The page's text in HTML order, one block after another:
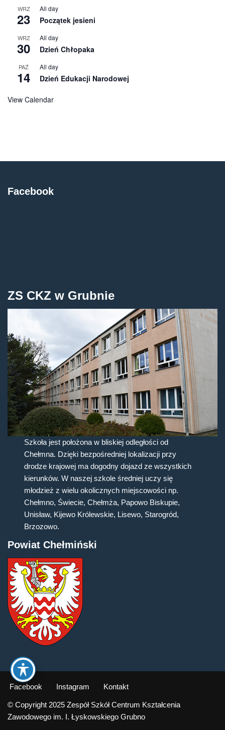
WRZ
23
All day
Początek jesieni
WRZ
30
All day
Dzień Chłopaka
PAŹ
14
All day
Dzień Edukacji Narodowej
View Calendar
Facebook
ZS CKZ w Grubnie
Szkoła jest położona w bliskiej odległości od
Chełmna. Dzięki bezpośredniej lokalizacji przy
drodze krajowej ma dogodny dojazd ze wszystkich
kierunków. W naszej szkole średniej uczy się
młodzież z wielu okolicznych miejscowości np.
Chełmno, Świecie, Chełmża, Papowo Biskupie,
Unisław, Kijewo Królewskie, Lisewo, Starogród,
Brzozowo.
Powiat Chełmiński
Facebook Instagram Kontakt
© Copyright 2025 Zespół Szkół Centrum Kształcenia
Zawodowego im. I. Łyskowskiego Grubno